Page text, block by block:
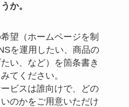
か。
望（ホームページを制
を運用したい、商品の
い、など）を箇条書き
てください。
ビスは誰向けで、どの
のかをご用意いただけ